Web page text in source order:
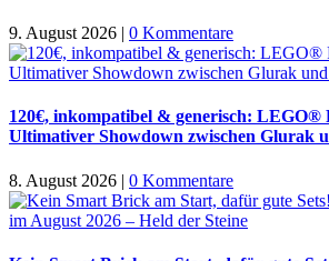
9. August 2026 | 0 Kommentare
120€, inkompatibel & generisch: LEGO®
Ultimativer Showdown zwischen Glurak
8. August 2026 | 0 Kommentare